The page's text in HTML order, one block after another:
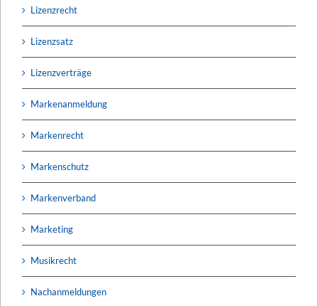
Lizenzrecht
Lizenzsatz
Lizenzverträge
Markenanmeldung
Markenrecht
Markenschutz
Markenverband
Marketing
Musikrecht
Nachanmeldungen